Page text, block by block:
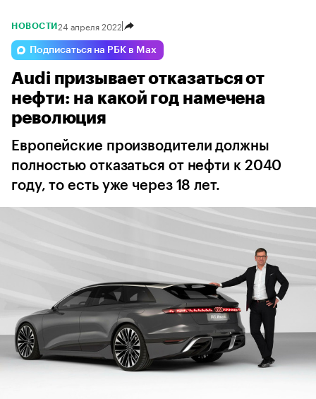
Volga Changan
Esteo Jaecoo Omoda
НОВОСТИ 24 апреля 2022
Подписаться на РБК в Max
Audi призывает отказаться от
нефти: на какой год намечена
революция
Европейские производители должны
полностью отказаться от нефти к 2040
году, то есть уже через 18 лет.